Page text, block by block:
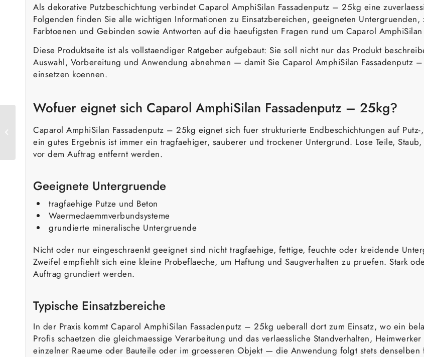
Als dekorative Putzbeschichtung verbindet Caparol AmphiSilan Fassadenputz – 25kg eine
Folgenden finden Sie alle wichtigen Informationen zu Einsatzbereichen, geeigneten
Farbtoenen und Gebinden sowie Antworten auf die haeufigsten Fragen rund um Caparol
Diese Produktseite ist als vollstaendiger Ratgeber aufgebaut: Sie soll nicht nur das Produkt
Auswahl, Vorbereitung und Anwendung abnehmen — damit Sie Caparol AmphiSilan Fassadenputz
einsetzen koennen.
Wofuer eignet sich Caparol AmphiSilan Fassadenputz – 25kg?
Caparol AmphiSilan Fassadenputz – 25kg eignet sich fuer strukturierte Endbeschichtungen auf
ein gutes Ergebnis ist immer ein tragfaehiger, sauberer und trockener Untergrund. Lose Teile,
vor dem Auftrag entfernt werden.
Geeignete Untergruende
tragfaehige Putze und Beton
Waermedaemmverbundsysteme
grundierte mineralische Untergruende
Nicht oder nur eingeschraenkt geeignet sind nicht tragfaehige, fettige, feuchte oder kreidende
Zweifel empfiehlt sich eine kleine Probeflaeche, um Haftung und Saugverhalten zu pruefen. Stark
Auftrag grundiert werden.
Typische Einsatzbereiche
In der Praxis kommt Caparol AmphiSilan Fassadenputz – 25kg ueberall dort zum Einsatz, wo ein
Profis schaetzen die gleichmaessige Verarbeitung und das verlaessliche Standverhalten,
einzelner Raeume oder Bauteile oder im groesseren Objekt — die Anwendung folgt stets
Caparol Capaver
Glasgewebe 1132 VB